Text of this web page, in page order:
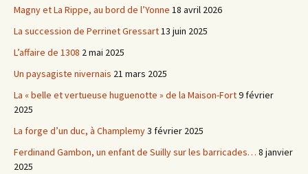
Magny et La Rippe, au bord de l’Yonne 18 avril 2026
La succession de Perrinet Gressart13 juin 2025
L’affaire de 1308 2 mai 2025
Un paysagiste nivernais 21 mars 2025
La « belle et vertueuse huguenotte » de la Maison-Fort9 février
2025
La forge d’un duc, à Champlemy3 février 2025
Ferdinand Gambon, un enfant de Suilly sur les barricades… 8 janvier
2025